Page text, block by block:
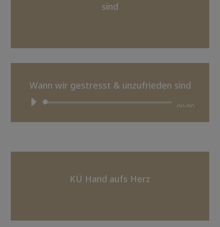
sind
Wann wir gestresst & unzufrieden sind
Audio-
Player
00:00
KÜ Hand aufs Herz